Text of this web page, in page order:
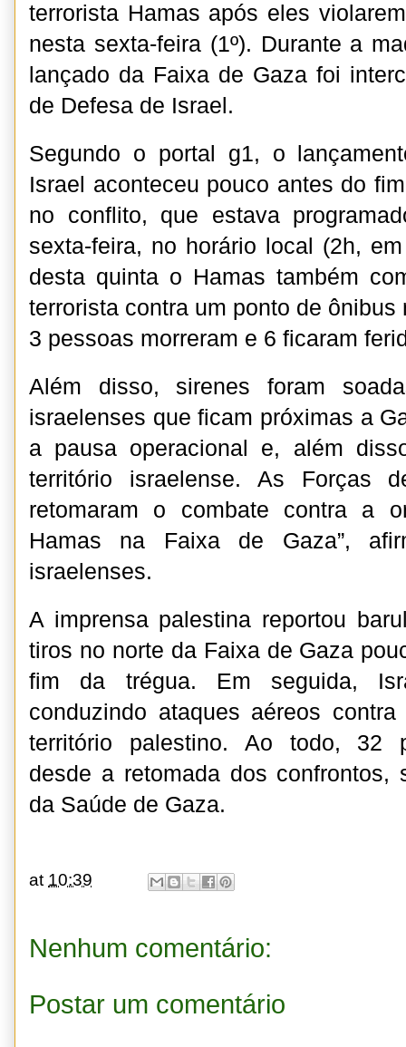
terrorista Hamas após eles
nesta sexta-feira (1º). Durante a
lançado da Faixa de Gaza foi
de Defesa de Israel.
Segundo o portal g1, o
Israel aconteceu pouco antes do
no conflito, que estava
sexta-feira, no horário local (2h,
desta quinta o Hamas também
terrorista contra um ponto de
3 pessoas morreram e 6 ficaram
Além disso, sirenes foram
israelenses que ficam próximas a
a pausa operacional e, além
território israelense. As Forças
retomaram o combate contra a
Hamas na Faixa de Gaza”,
israelenses.
A imprensa palestina reportou
tiros no norte da Faixa de Gaza
fim da trégua. Em seguida,
conduzindo ataques aéreos
território palestino. Ao todo, 32
desde a retomada dos confrontos,
da Saúde de Gaza.
at 10:39
Nenhum comentário:
Postar um comentário